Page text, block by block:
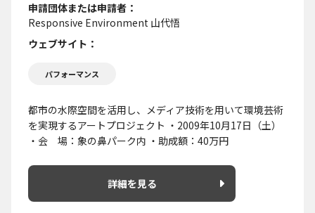
申請団体または申請者
Responsive Environment 山代悟
ウェブサイト
パフォーマンス
都市の水際空間を活用し、メディア技術を用いて環境芸術
を実現するアートプロジェクト ・2009年10月17日（土）
・会 場：象の鼻パーク内 ・助成額：40万円
詳細を見る